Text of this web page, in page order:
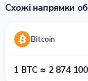
Схожі напрямки
Bitcoin
1 BTC ≈ 2 874